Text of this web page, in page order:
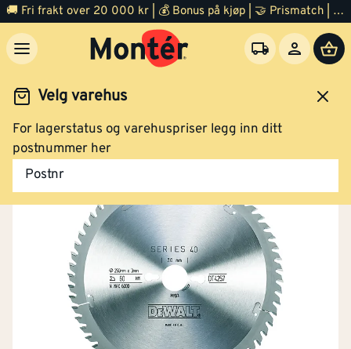
🚚 Fri frakt over 20 000 kr | 💰 Bonus på kjøp | 🤝 Prismatch | ⭐ 100% fornøyd garanti | 🏪 140 byggevarehus
Velg varehus
For lagerstatus og varehuspriser legg inn ditt
postnummer her
Postnr
Verktøy Tilbehør el verktøy